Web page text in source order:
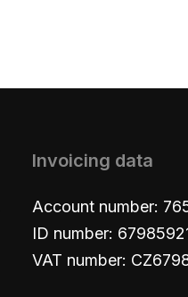
Invoicing data
Account number:
ID number:
VAT number: